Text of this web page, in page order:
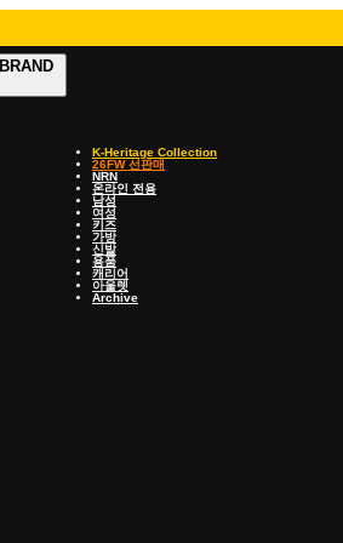
BRAND
K-Heritage Collection
26FW 선판매
NRN
온라인 전용
남성
여성
키즈
가방
신발
용품
캐리어
아울렛
Archive